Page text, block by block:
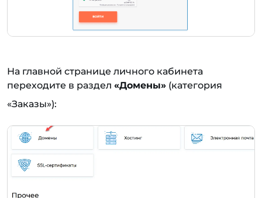
На главной странице личного кабинета
переходите в раздел «Домены» (категория
«Заказы»):